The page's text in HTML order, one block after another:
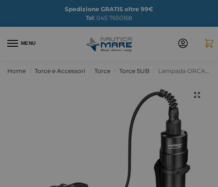
Spedizione GRATIS oltre 99€
Tel: 045 7650168
MENU
Home Torce e Accessori Torce Torce SUB Lampada ORCATORCH D630 V2.0 4600 lm